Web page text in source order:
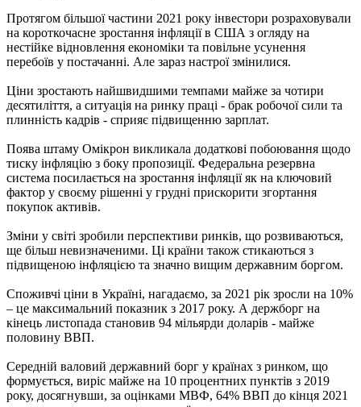
Протягом більшої частини 2021 року інвестори розраховували
на короткочасне зростання інфляції в США з огляду на
нестійке відновлення економіки та повільне усунення
перебоїв у постачанні. Але зараз настрої змінилися.
Ціни зростають найшвидшими темпами майже за чотири
десятиліття, а ситуація на ринку праці - брак робочої сили та
плинність кадрів - сприяє підвищенню зарплат.
Поява штаму Омікрон викликала додаткові побоювання щодо
тиску інфляцію з боку пропозиції. Федеральна резервна
система посилається на зростання інфляції як на ключовий
фактор у своєму рішенні у грудні прискорити згортання
покупок активів.
Зміни у світі зробили перспективи ринків, що розвиваються,
ще більш невизначеними. Ці країни також стикаються з
підвищеною інфляцією та значно вищим державним боргом.
Споживчі ціни в Україні, нагадаємо, за 2021 рік зросли на 10%
– це максимальний показник з 2017 року. А держборг на
кінець листопада становив 94 мільярди доларів - майже
половину ВВП.
Середній валовий державний борг у країнах з ринком, що
формується, виріс майже на 10 процентних пунктів з 2019
року, досягнувши, за оцінками МВФ, 64% ВВП до кінця 2021